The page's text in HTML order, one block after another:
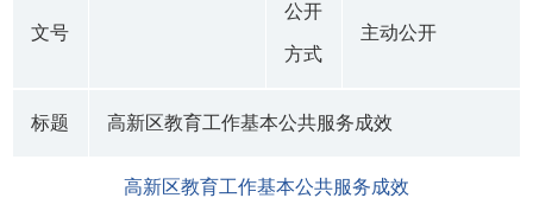
文号
公开
方式
主动公开
标题 高新区教育工作基本公共服务成效
高新区教育工作基本公共服务成效